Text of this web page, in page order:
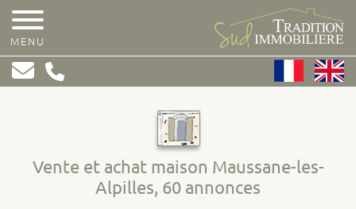
MENU
Vente et achat maison Maussane-les-
Alpilles, 60 annonces